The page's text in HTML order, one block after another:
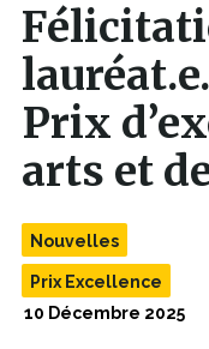
Prix
arts et
Nouvelles
Prix Excellence
10 Décembre 2025